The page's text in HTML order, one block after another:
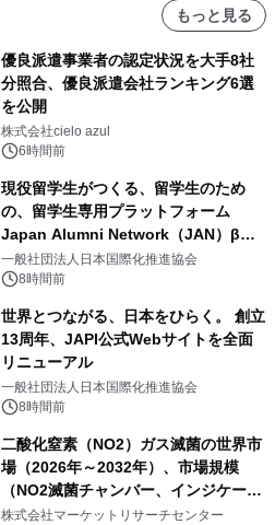
もっと見る
優良派遣事業者の認定状況を大手8社
分照合、優良派遣会社ランキング6選
を公開
株式会社cielo azul
6時間前
現役留学生がつくる、留学生のため
の、留学生専用プラットフォーム
Japan Alumni Network（JAN）β版
をリリース
一般社団法人日本国際化推進協会
8時間前
世界とつながる、日本をひらく。 創立
13周年、JAPI公式Webサイトを全面
リニューアル
一般社団法人日本国際化推進協会
8時間前
二酸化窒素（NO2）ガス滅菌の世界市
場（2026年～2032年）、市場規模
（NO2滅菌チャンバー、インジケータ
ーおよびモニタリングシステム、その
株式会社マーケットリサーチセンター